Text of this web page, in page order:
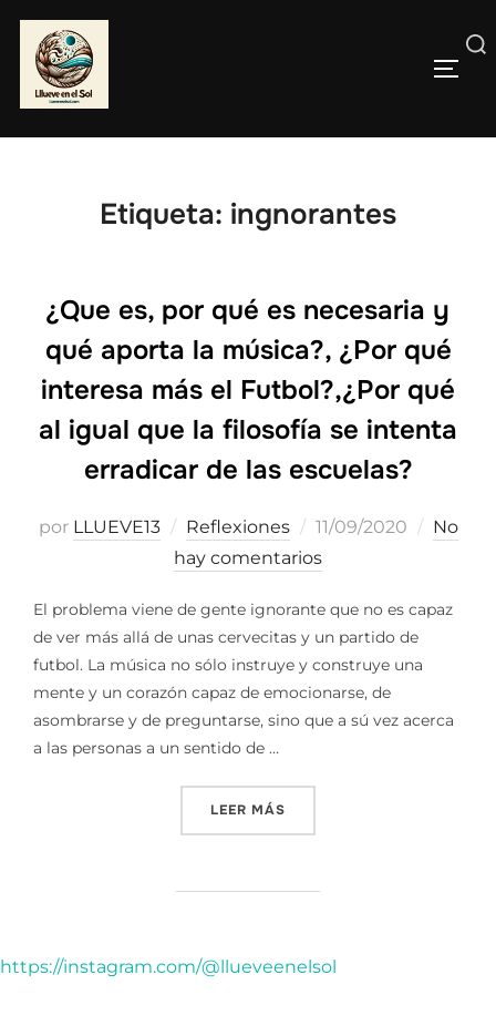
contenido
Buscar:
Etiqueta: ingnorantes
¿Que es, por qué es necesaria y
qué aporta la música?, ¿Por qué
interesa más el Futbol?,¿Por qué
al igual que la filosofía se intenta
erradicar de las escuelas?
por LLUEVE13 Reflexiones
Publicado
el
11/09/2020
No
hay comentarios
El problema viene de gente ignorante que no es capaz
de ver más allá de unas cervecitas y un partido de
futbol. La música no sólo instruye y construye una
mente y un corazón capaz de emocionarse, de
asombrarse y de preguntarse, sino que a sú vez acerca
a las personas a un sentido de …
LEER MÁS
https://instagram.com/@llueveenelsol